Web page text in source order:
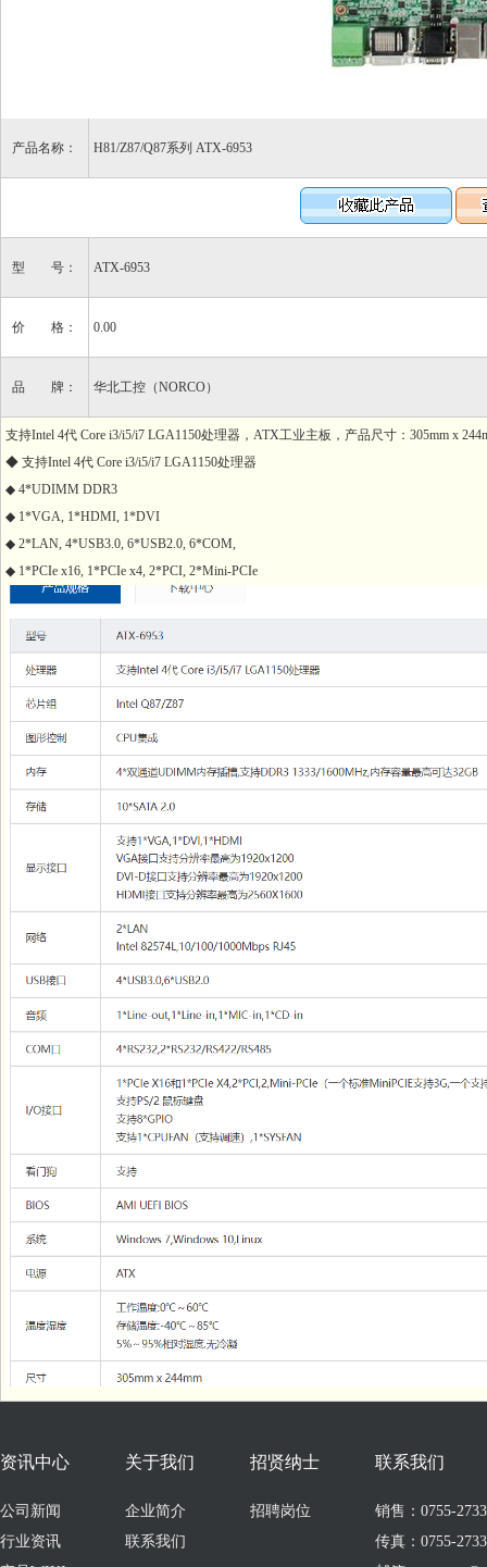
产品名称： H81/Z87/Q87系列 ATX-6953
型 号： ATX-6953
价 格： 0.00
品 牌： 华北工控（NORCO）
支持Intel 4代 Core i3/i5/i7 LGA1150处理器，ATX工业主板，产品尺寸：305mm x
◆ 支持Intel 4代 Core i3/i5/i7 LGA1150处理器
◆ 4*UDIMM DDR3
◆ 1*VGA, 1*HDMI, 1*DVI
◆ 2*LAN, 4*USB3.0, 6*USB2.0, 6*COM,
◆ 1*PCIe x16, 1*PCIe x4, 2*PCI, 2*Mini-PCIe
资讯中心
公司新闻
行业资讯
关于我们
企业简介
联系我们
招贤纳士
招聘岗位
联系我们
销售：0755-
传真：0755-